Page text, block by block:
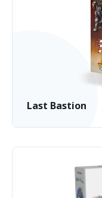
Last Bastion